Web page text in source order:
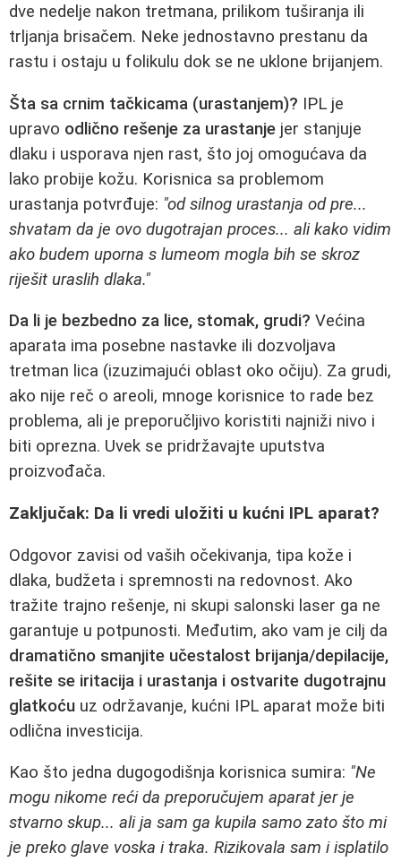
dve nedelje nakon tretmana, prilikom tuširanja ili
trljanja brisačem. Neke jednostavno prestanu da
rastu i ostaju u folikulu dok se ne uklone brijanjem.
Šta sa crnim tačkicama (urastanjem)? IPL je
upravo odlično rešenje za urastanje jer stanjuje
dlaku i usporava njen rast, što joj omogućava da
lako probije kožu. Korisnica sa problemom
urastanja potvrđuje: "od silnog urastanja od pre...
shvatam da je ovo dugotrajan proces... ali kako vidim
ako budem uporna s lumeom mogla bih se skroz
riješit uraslih dlaka."
Da li je bezbedno za lice, stomak, grudi? Većina
aparata ima posebne nastavke ili dozvoljava
tretman lica (izuzimajući oblast oko očiju). Za grudi,
ako nije reč o areoli, mnoge korisnice to rade bez
problema, ali je preporučljivo koristiti najniži nivo i
biti oprezna. Uvek se pridržavajte uputstva
proizvođača.
Zaključak: Da li vredi uložiti u kućni IPL aparat?
Odgovor zavisi od vaših očekivanja, tipa kože i
dlaka, budžeta i spremnosti na redovnost. Ako
tražite trajno rešenje, ni skupi salonski laser ga ne
garantuje u potpunosti. Međutim, ako vam je cilj da
dramatično smanjite učestalost brijanja/depilacije,
rešite se iritacija i urastanja i ostvarite dugotrajnu
glatkoću uz održavanje, kućni IPL aparat može biti
odlična investicija.
Kao što jedna dugogodišnja korisnica sumira: "Ne
mogu nikome reći da preporučujem aparat jer je
stvarno skup... ali ja sam ga kupila samo zato što mi
je preko glave voska i traka. Rizikovala sam i isplatilo